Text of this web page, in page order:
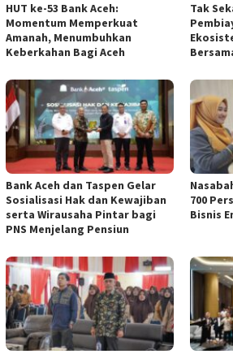
HUT ke-53 Bank Aceh:
Momentum Memperkuat
Amanah, Menumbuhkan
Keberkahan Bagi Aceh
Tak
Bank Aceh dan Taspen Gelar
Sosialisasi Hak dan Kewajiban
serta Wirausaha Pintar bagi
PNS Menjelang Pensiun
700
Bisnis